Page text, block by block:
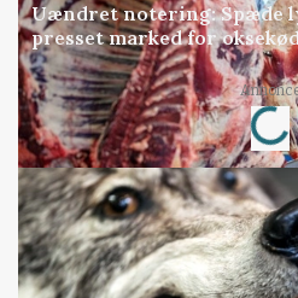
Uændret notering: Spæde
presset marked for